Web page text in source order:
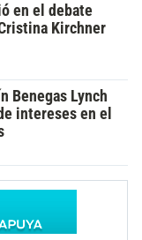
en el debate
Kirchner
Benegas Lynch
intereses en el